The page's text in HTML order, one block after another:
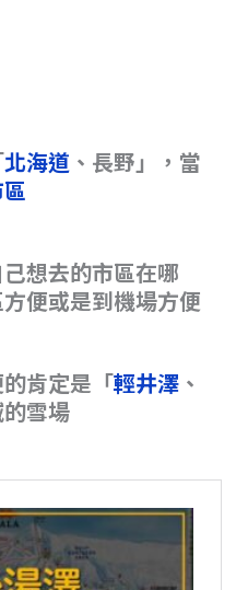
北海道、長野」，當
想去的市區在哪
便或是到機場方便
肯定是「輕井澤、
雪場